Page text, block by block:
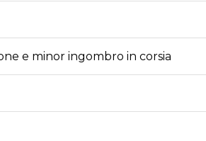
e minor ingombro in corsia